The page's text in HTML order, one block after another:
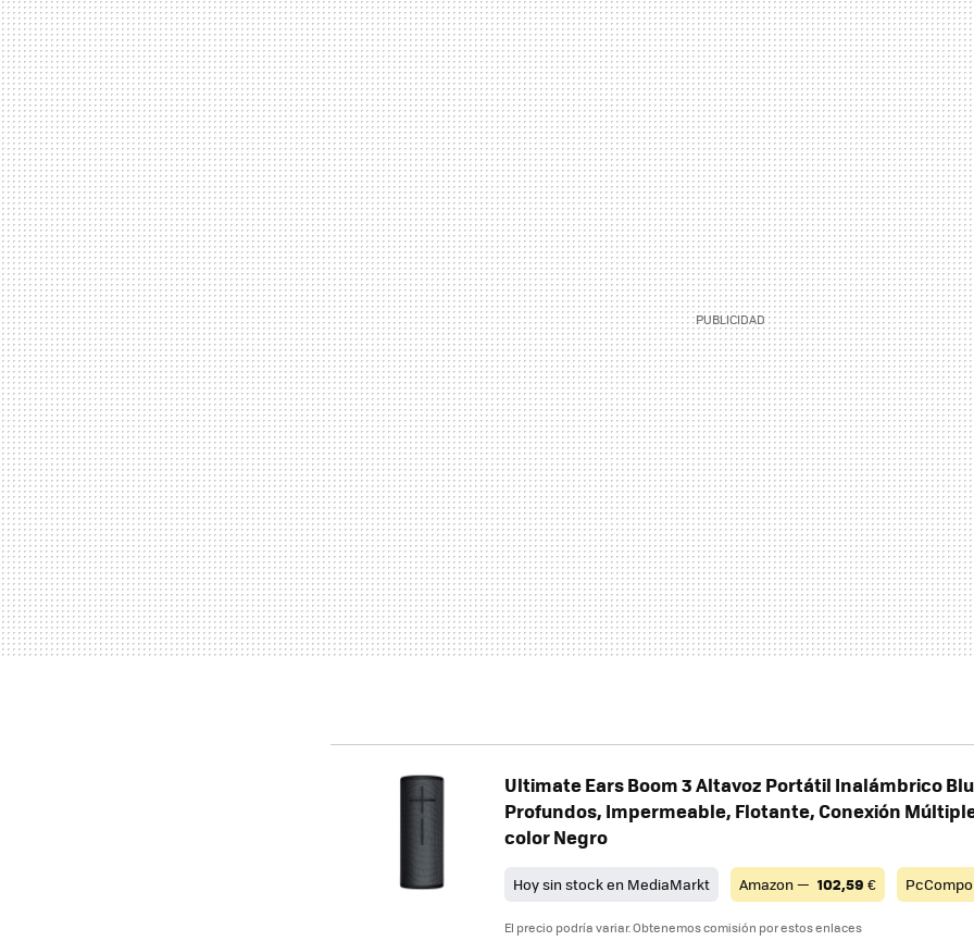
Ultimate Ears Boom 3 Altavoz Portátil Inalámbrico
Profundos, Impermeable, Flotante, Conexión
color Negro
Hoy sin stock en MediaMarkt Amazon — 102,59 €
El precio podría variar. Obtenemos comisión por estos enlaces